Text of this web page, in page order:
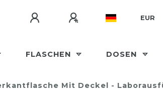
EUR
FLASCHEN DOSEN
Mit Deckel -